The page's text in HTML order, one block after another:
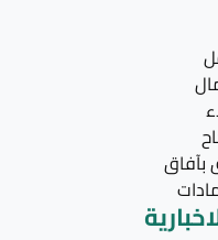
بآفاق